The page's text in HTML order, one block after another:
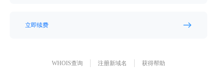
立即续费
WHOIS查询 注册新域名 获得帮助